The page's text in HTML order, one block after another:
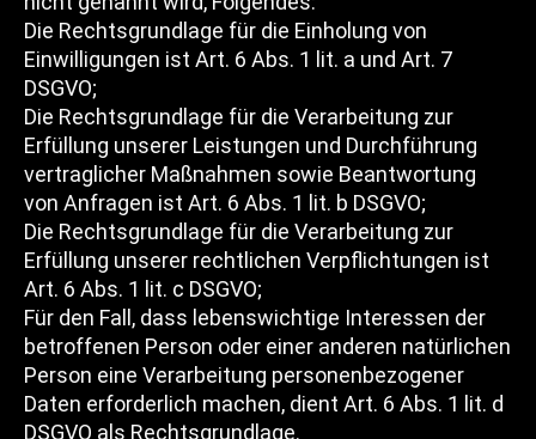
Die Rechtsgrundlage für die Einholung von
Einwilligungen ist Art. 6 Abs. 1 lit. a und Art. 7
DSGVO;
Die Rechtsgrundlage für die Verarbeitung zur
Erfüllung unserer Leistungen und Durchführung
vertraglicher Maßnahmen sowie Beantwortung
von Anfragen ist Art. 6 Abs. 1 lit. b DSGVO;
Die Rechtsgrundlage für die Verarbeitung zur
Erfüllung unserer rechtlichen Verpflichtungen ist
Art. 6 Abs. 1 lit. c DSGVO;
Für den Fall, dass lebenswichtige Interessen der
betroffenen Person oder einer anderen natürlichen
Person eine Verarbeitung personenbezogener
Daten erforderlich machen, dient Art. 6 Abs. 1 lit. d
DSGVO als Rechtsgrundlage.